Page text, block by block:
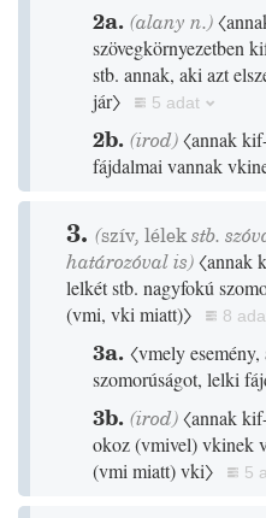
2a. (alany n.)
szövegkörnyezetben
stb. annak, aki azt
jár〉
5 adat
2b. (irod)〈annak
fájdalmai vannak
3. (szív, lélekstb.
határozóval is)
lelkét stb. nagyfokú
(vmi, vki miatt)〉 8
3a. 〈vmely esemény,
szomorúságot, lelki
3b. (irod)〈annak
okoz(vmivel)vkinek
(vmi miatt)vki〉 5